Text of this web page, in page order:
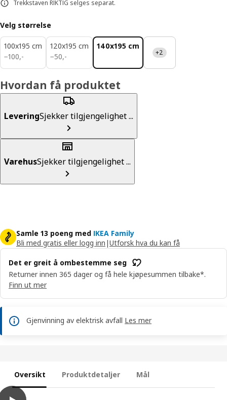
Trekkstaven RIKTIG selges separat.
Velg størrelse
100x195 cm
−100,-
100,-
120x195 cm
−50,-
50,-
140x195 cm
+2
Hvordan få produktet
LeveringSjekker tilgjengelighet ...
VarehusSjekker tilgjengelighet ...
Samle 13 poeng med IKEA Family
Bli med gratis eller logg inn |Utforsk hva du kan få
Det er greit å ombestemme seg
Returner innen 365 dager og få hele kjøpesummen tilbake*.
Finn ut mer
Gjenvinning av elektrisk avfall Les mer
Oversikt Produktdetaljer Mål